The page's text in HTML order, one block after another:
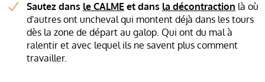
Sautez dans le CALME et dans la décontraction là où
d'autres ont uncheval qui montent déjà dans les tours
dès la zone de départ au galop. Qui ont du mal à
ralentir et avec lequel ils ne savent plus comment
travailler.